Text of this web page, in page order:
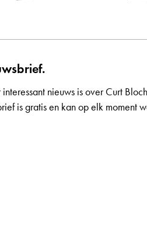
nieuws is over Curt
is gratis en kan op elk moment